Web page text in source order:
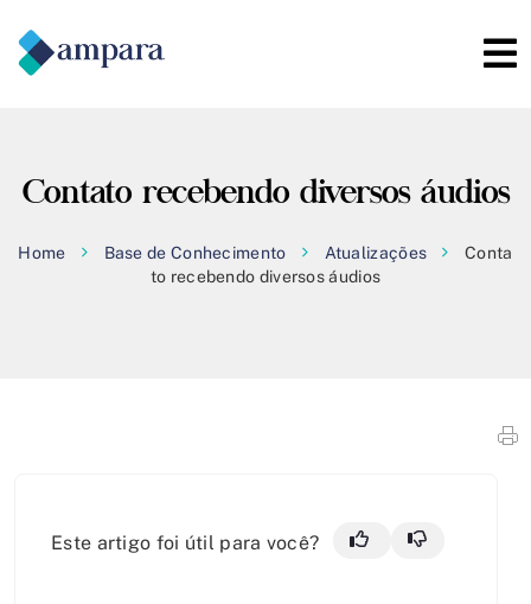
Contato recebendo diversos áudios
Home Base de Conhecimento Atualizações
Conta
to recebendo diversos áudios
Este artigo foi útil para você?